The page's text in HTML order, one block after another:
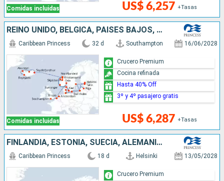
Comidas incluidas US$ 6,257 +Tasas
REINO UNIDO, BÉLGICA, PAISES BAJOS, DINAMARCA, ALEMANIA, LETONIA, FINLANDIA, ESTONIA, SUECIA, LITUANIA, NORUEGA, ISLANDIA
Comidas incluidas
Caribbean Princess 32 d Southampton 16/06/2028
US$ 6,287 +Tasas
Crucero Premium
Cocina refinada
Hasta 40% Off
3º y 4º pasajero gratis
FINLANDIA, ESTONIA, SUECIA, ALEMANIA, DINAMARCA, NORUEGA, ISLANDIA
Caribbean Princess 18 d Helsinki 13/05/2028
Crucero Premium